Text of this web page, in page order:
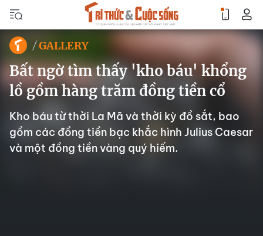
GALLERY
Bất ngờ tìm thấy 'kho báu' khổng
lồ gồm hàng trăm đồng tiền cổ
Kho báu từ thời La Mã và thời kỳ đồ sắt, bao
gồm các đồng tiền bạc khắc hình Julius Caesar
và một đồng tiền vàng quý hiếm.